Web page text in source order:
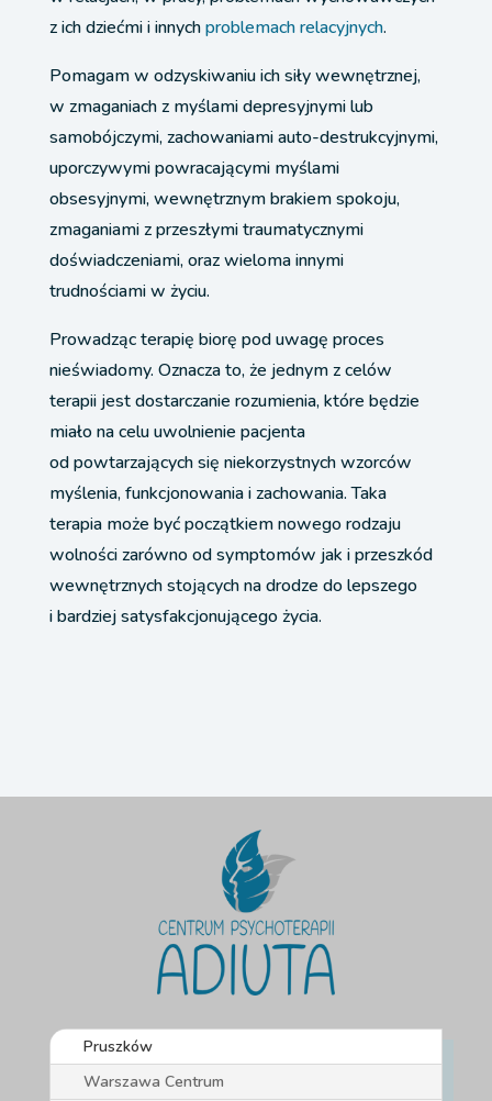
z ich dziećmi i innychproblemach relacyjnych.
Pomagam w odzyskiwaniu ich siły wewnętrznej,
w zmaganiach z myślami depresyjnymi lub
samobójczymi, zachowaniami auto-destrukcyjnymi,
uporczywymi powracającymi myślami
obsesyjnymi, wewnętrznym brakiem spokoju,
zmaganiami z przeszłymi traumatycznymi
doświadczeniami, oraz wieloma innymi
trudnościami w życiu.
Prowadząc terapię biorę pod uwagę proces
nieświadomy. Oznacza to, że jednym z celów
terapii jest dostarczanie rozumienia, które będzie
miało na celu uwolnienie pacjenta
od powtarzających się niekorzystnych wzorców
myślenia, funkcjonowania i zachowania. Taka
terapia może być początkiem nowego rodzaju
wolności zarówno od symptomów jak i przeszkód
wewnętrznych stojących na drodze do lepszego
i bardziej satysfakcjonującego życia.
Pruszków
Warszawa Centrum